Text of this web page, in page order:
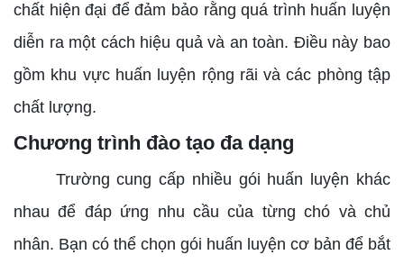
chất hiện đại để đảm bảo rằng quá trình huấn luyện
diễn ra một cách hiệu quả và an toàn. Điều này bao
gồm khu vực huấn luyện rộng rãi và các phòng tập
chất lượng.
Chương trình đào tạo đa dạng
Trường cung cấp nhiều gói huấn luyện khác
nhau để đáp ứng nhu cầu của từng chó và chủ
nhân. Bạn có thể chọn gói huấn luyện cơ bản để bắt